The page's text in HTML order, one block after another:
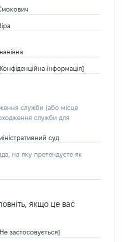
Іванівна
інформація]
служби (або місце
служби для
суд
на яку претендуєте як
якщо це вас
застосовується]